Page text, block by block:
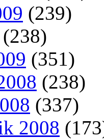
(239)
(238)
(351)
(238)
(337)
2008